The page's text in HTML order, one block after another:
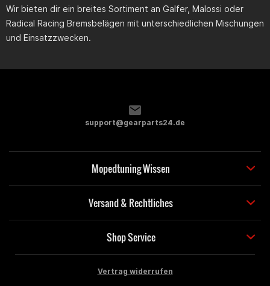
Wir bieten dir ein breites Sortiment an Galfer, Malossi oder
Radical Racing Bremsbelägen mit unterschiedlichen Mischungen
und Einsatzzwecken.
support@gearparts24.de
Mopedtuning Wissen
Versand & Rechtliches
Shop Service
Vertrag widerrufen